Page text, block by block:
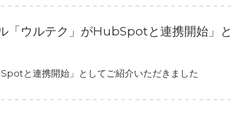
「ウルテク」がHubSpotと連携開始」と
と連携開始」としてご紹介いただきました